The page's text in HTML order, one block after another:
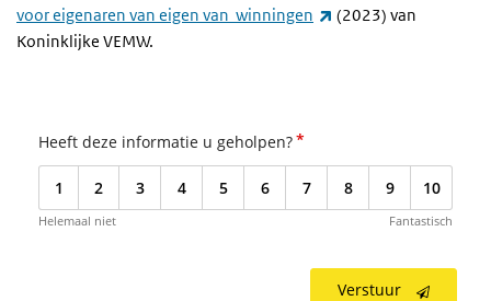
voor eigenaren van eigen van winningen
(externe link)
(2023) van
Koninklijke VEMW.
Heeft deze informatie u geholpen?*
1 2 3 4 5 6 7 8 9 10
Helemaal niet Fantastisch
Verstuur